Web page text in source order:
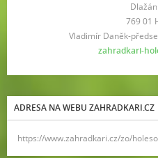
769 01
Vladimír Daněk-
zahradkari-
ADRESA NA WEBU ZAHRADKARI.CZ
https://www.zahradkari.cz/zo/